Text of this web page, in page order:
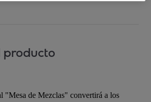
producto
"Mesa de Mezclas" convertirá a los